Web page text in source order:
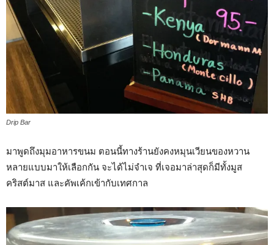
Drip Bar
มาพูดถึงมุมอาหารขนม ตอนนี้ทางร้านยังคงหมุนเวียนของหวาน
หลายแบบมาให้เลือกกัน จะได้ไม่จำเจ ที่เจอมาล่าสุดก็มีทั้งมูส
คริสต์มาส และคัพเค้กเข้ากับเทศกาล